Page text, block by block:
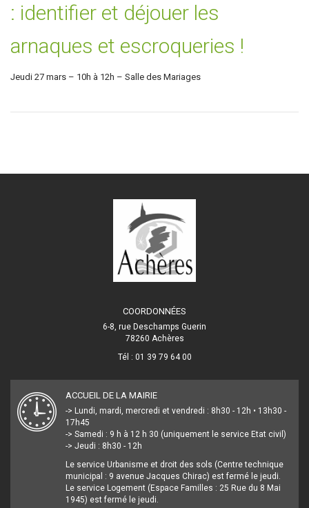
: identifier et déjouer les
arnaques et escroqueries !
Jeudi 27 mars – 10h à 12h – Salle des Mariages
COORDONNÉES
6-8, rue Deschamps Guerin
78260 Achères
Tél : 01 39 79 64 00
ACCUEIL DE LA MAIRIE
-> Lundi, mardi, mercredi et vendredi : 8h30 - 12h • 13h30 -
17h45
-> Samedi : 9 h à 12 h 30 (uniquement le service Etat civil)
-> Jeudi : 8h30 - 12h
Le service Urbanisme et droit des sols (Centre technique
municipal : 9 avenue Jacques Chirac) est fermé le jeudi.
Le service Logement (Espace Familles : 25 Rue du 8 Mai
1945) est fermé le jeudi.